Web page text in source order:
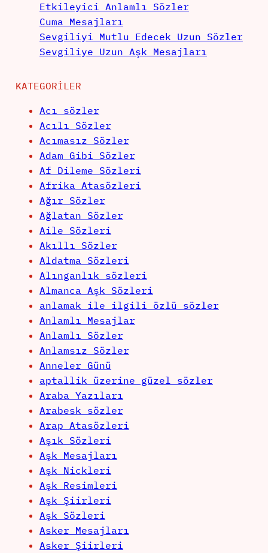
Etkileyici Anlamlı Sözler
Cuma Mesajları
Sevgiliyi Mutlu Edecek Uzun Sözler
Sevgiliye Uzun Aşk Mesajları
KATEGORILER
Acı sözler
Acılı Sözler
Acımasız Sözler
Adam Gibi Sözler
Af Dileme Sözleri
Afrika Atasözleri
Ağır Sözler
Ağlatan Sözler
Aile Sözleri
Akıllı Sözler
Aldatma Sözleri
Alınganlık sözleri
Almanca Aşk Sözleri
anlamak ile ilgili özlü sözler
Anlamlı Mesajlar
Anlamlı Sözler
Anlamsız Sözler
Anneler Günü
aptallik üzerine güzel sözler
Araba Yazıları
Arabesk sözler
Arap Atasözleri
Aşık Sözleri
Aşk Mesajları
Aşk Nickleri
Aşk Resimleri
Aşk Şiirleri
Aşk Sözleri
Asker Mesajları
Asker Şiirleri